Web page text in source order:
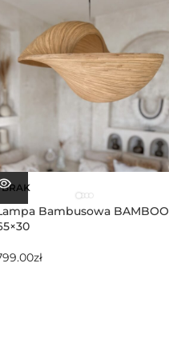
BRAK
Bambusowa BAMBOO
zł